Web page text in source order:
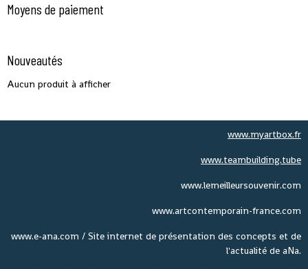
Moyens de paiement
Nouveautés
Aucun produit à afficher
www.myartbox.fr
www.teambuilding.tube
www.lemeilleursouvenir.com
www.artcontemporain-france.com
www.e-ana.com / Site internet de présentation des concepts et de
l'actualité de aNa.